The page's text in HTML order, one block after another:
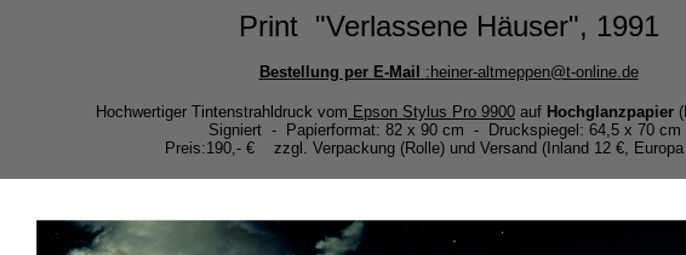
Print "Verlassene Häuser", 1991
Bestellung per E-Mail :heiner-altmeppen@t-online.de
Hochwertiger Tintenstrahldruck vom Epson Stylus Pro 9900 auf Hochglanzpapier
Signiert - Papierformat: 82 x 90 cm - Druckspiegel: 64,5 x 70 cm
Preis:190,- € zzgl. Verpackung (Rolle) und Versand (Inland 12 €, Europa